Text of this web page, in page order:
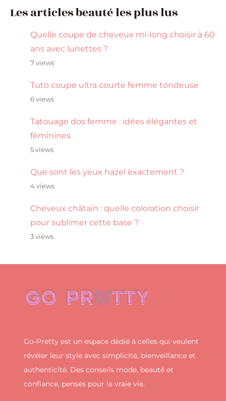
Les articles beauté les plus lus
Quelle coupe de cheveux mi-long choisir à 60
ans avec lunettes ?
7 views
Tuto coupe ultra courte femme tondeuse
6 views
Tatouage dos femme : idées élégantes et
féminines
5 views
Que sont les yeux hazel exactement ?
4 views
Cheveux châtain : quelle coloration choisir
pour sublimer cette base ?
3 views
Go-Pretty est un espace dédié à celles qui veulent
révéler leur style avec simplicité, bienveillance et
authenticité. Des conseils mode, beauté et
confiance, pensés pour la vraie vie.